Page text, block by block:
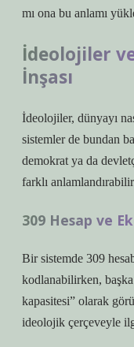
mı ona bu anlamı
İdeolojiler
İnşası
İdeolojiler, dünyayı
sistemler de bundan
demokrat ya da
farklı
309 Hesap ve
Bir sistemde 309
kodlanabilirken,
kapasitesi” olarak
ideolojik çerçeveyle